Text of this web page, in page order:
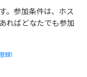
。参加条件は、ホス
ればどなたでも参加
録）